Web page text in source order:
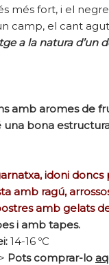
més fort, i el
camp, el cant
a la natura d’un
amb aromes de
una bona
idoni
amb ragú,
amb gelats
i amb tapes.
14-16 ºC
Pots comprar-lo